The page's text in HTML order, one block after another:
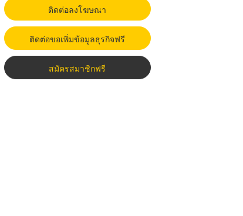
ติดต่อลงโฆษณา
ติดต่อขอเพิ่มข้อมูลธุรกิจฟรี
สมัครสมาชิกฟรี